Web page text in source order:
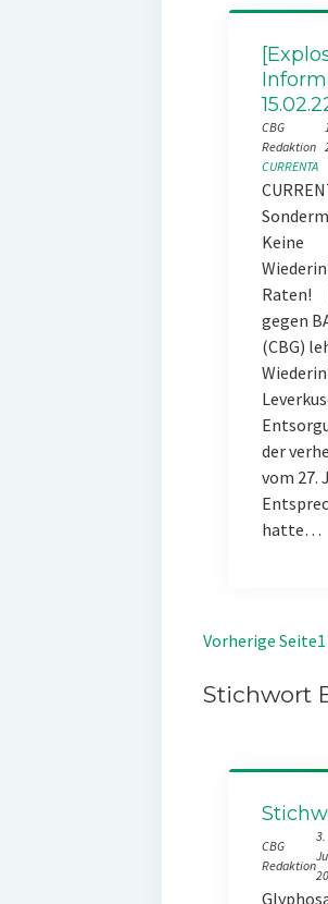
CBG
Redaktion
CURRENTA
Keine
Raten!
gegen
(CBG)
der
vom 27.
hatte…
Vorherige Seite1
Stichwort
CBG
Redaktion
3.